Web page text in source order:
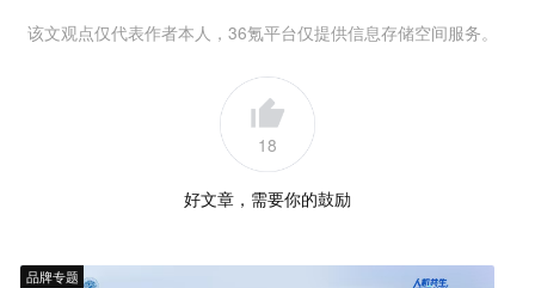
该文观点仅代表作者本人，36氪平台仅提供信息存储空间服务。
18
好文章，需要你的鼓励
品牌专题